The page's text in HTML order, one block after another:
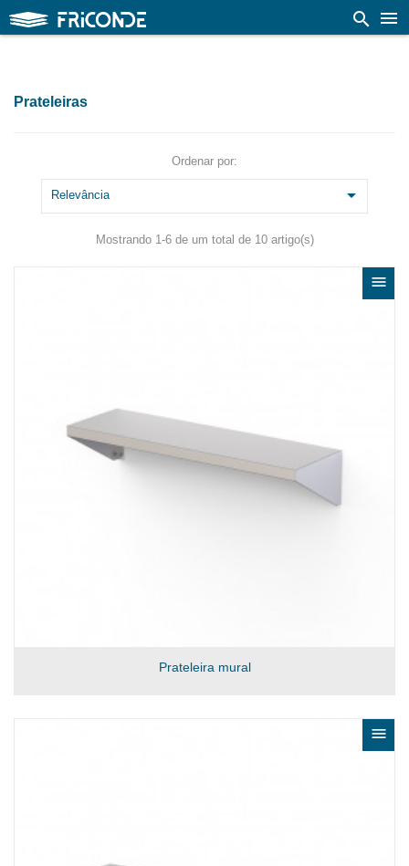

search
Prateleiras
Ordenar por:
Relevância 
Mostrando 1-6 de um total de 10 artigo(s)
Prateleira mural

